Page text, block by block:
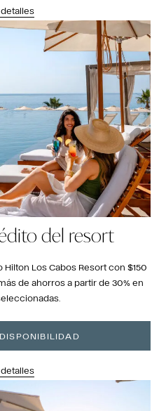
del resort
Los Cabos Resort con $150
de ahorros a partir de 30% en